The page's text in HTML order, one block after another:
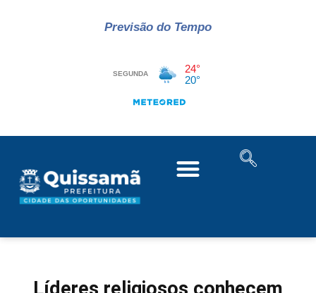
Previsão do Tempo